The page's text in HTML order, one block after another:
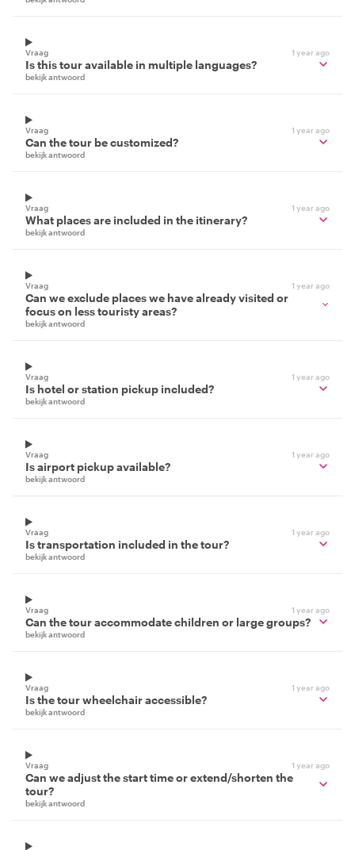
Vraag 1 year ago
Is this tour available in multiple languages?
bekijk antwoord
Vraag 1 year ago
Can the tour be customized?
bekijk antwoord
Vraag 1 year ago
What places are included in the itinerary?
bekijk antwoord
Vraag 1 year ago
Can we exclude places we have already visited or
focus on less touristy areas?
bekijk antwoord
Vraag 1 year ago
Is hotel or station pickup included?
bekijk antwoord
Vraag 1 year ago
Is airport pickup available?
bekijk antwoord
Vraag 1 year ago
Is transportation included in the tour?
bekijk antwoord
Vraag 1 year ago
Can the tour accommodate children or large groups?
bekijk antwoord
Vraag 1 year ago
Is the tour wheelchair accessible?
bekijk antwoord
Vraag 1 year ago
Can we adjust the start time or extend/shorten the
tour?
bekijk antwoord